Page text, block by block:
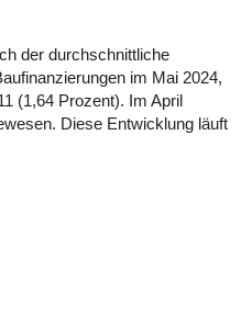
der durchschnittliche
im Mai 2024,
(1,64 Prozent). Im April
Diese Entwicklung läuft